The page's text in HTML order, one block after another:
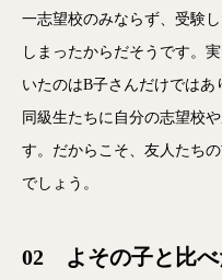
一志望校のみならず、受験
しまったからだそうです。
いたのはB子さんだけでは
同級生たちに自分の志望校
す。だからこそ、友人たち
でしょう。
02 よその子と比べ